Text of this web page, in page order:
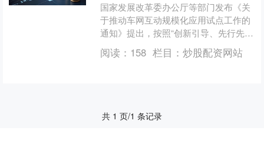
国家发展改革委办公厅等部门发布《关
于推动车网互动规模化应用试点工作的
通知》提出，按照“创新引导、先行先
试”的原则，全面推广新能源汽车有序充
电，扩大双向充放电（V....
阅读： 158 栏目： 炒股配资网站
共 1 页/1 条记录